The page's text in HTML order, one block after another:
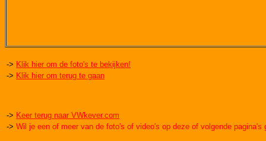
-> Klik hier om de foto's te bekijken!
-> Klik hier om terug te gaan
-> Keer terug naar VWkever.com
-> Wil je een of meer van de foto's of video's op deze of volgende